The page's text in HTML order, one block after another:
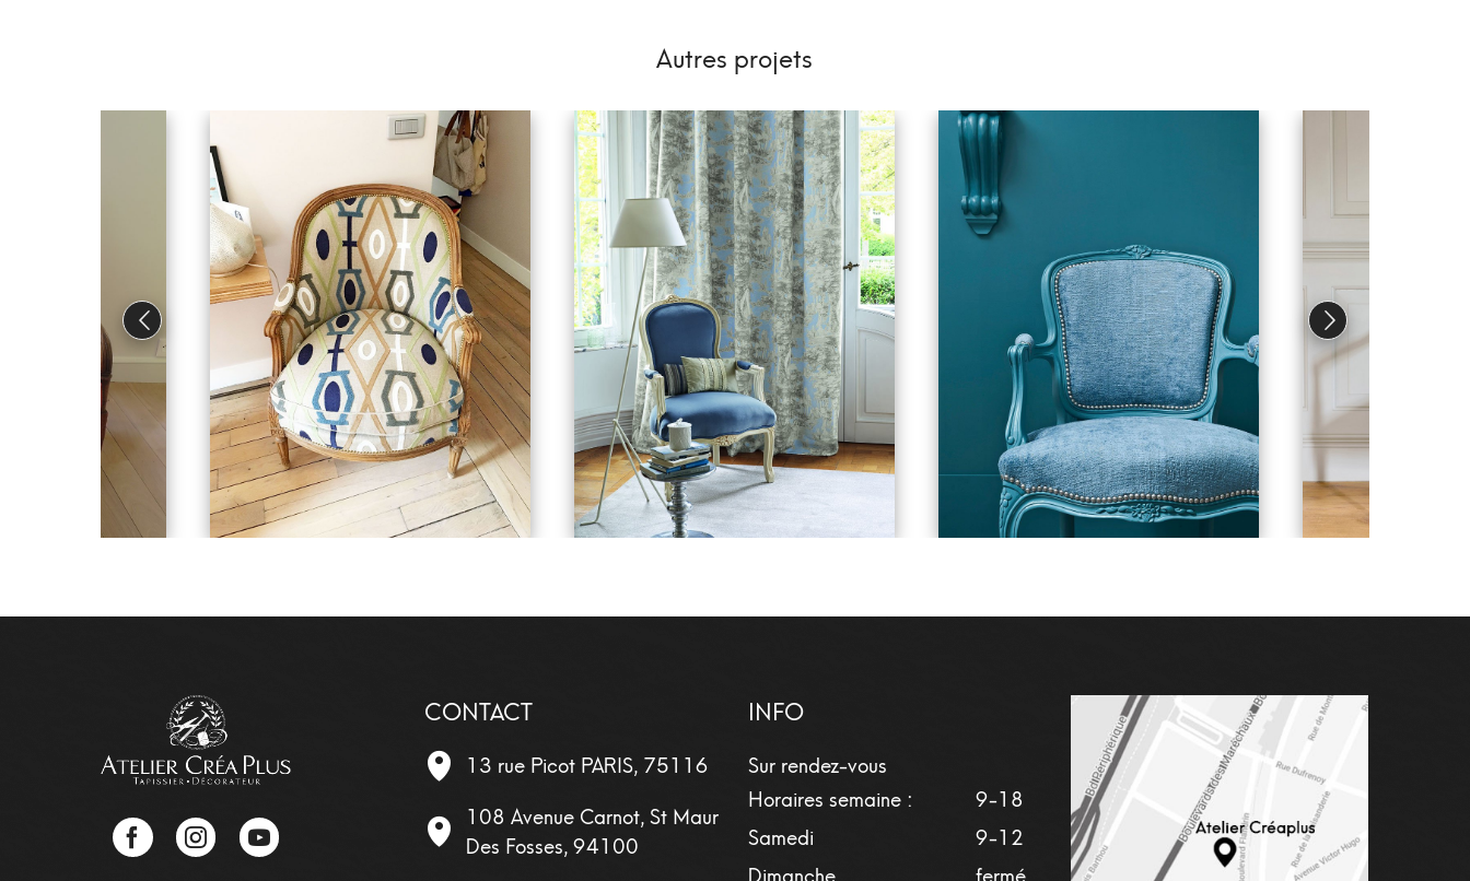
Autres projets
Facebook Instagram
CONTACT
13 rue Picot PARIS, 75116
108 Avenue Carnot, St Maur
Des Fosses, 94100
INFO
Sur rendez-vous
Horaires semaine :
9-18
Samedi
9-12
Dimanche
fermé